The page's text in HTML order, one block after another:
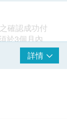
IgE過敏血
、皮膚斑貼
供一站式過
確認成功付
於3個月內
作廢。
情況下，可
體檢中心領
詳情